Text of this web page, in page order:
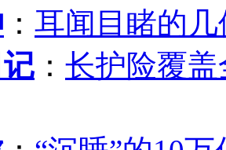
： 耳闻目睹的
： 长护险覆